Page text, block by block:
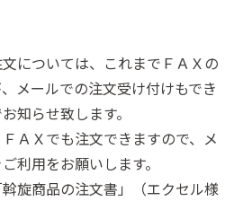
については、これまでＦＡＸの
メールでの注文受け付けもでき
知らせ致します。
ＡＸでも注文できますので、メ
利用をお願いします。
旋商品の注文書」（エクセル様